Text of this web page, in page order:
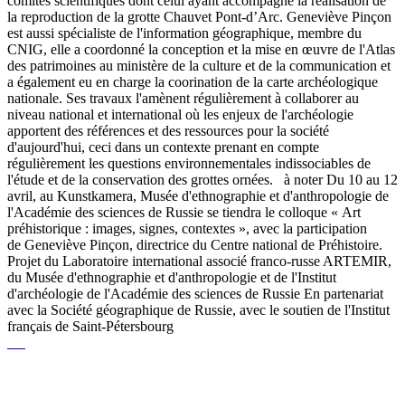
la reproduction de la grotte Chauvet Pont-d’Arc. Geneviève Pinçon
est aussi spécialiste de l'information géographique, membre du
CNIG, elle a coordonné la conception et la mise en œuvre de l'Atlas
des patrimoines au ministère de la culture et de la communication et
a également eu en charge la coorination de la carte archéologique
nationale. Ses travaux l'amènent régulièrement à collaborer au
niveau national et international où les enjeux de l'archéologie
apportent des références et des ressources pour la société
d'aujourd'hui, ceci dans un contexte prenant en compte
régulièrement les questions environnementales indissociables de
l'étude et de la conservation des grottes ornées. à noter Du 10 au 12
avril, au Kunstkamera, Musée d'ethnographie et d'anthropologie de
l'Académie des sciences de Russie se tiendra le colloque « Art
préhistorique : images, signes, contextes », avec la participation
de Geneviève Pinçon, directrice du Centre national de Préhistoire.
Projet du Laboratoire international associé franco-russe ARTEMIR,
du Musée d'ethnographie et d'anthropologie et de l'Institut
d'archéologie de l'Académie des sciences de Russie En partenariat
avec la Société géographique de Russie, avec le soutien de l'Institut
français de Saint-Pétersbourg